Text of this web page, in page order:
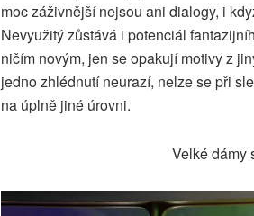
moc záživnější nejsou ani dialogy, i
Nevyužitý zůstává i potenciál
ničím novým, jen se opakují motivy z
jedno zhlédnutí neurazí, nelze se při
na úplně jiné úrovni.
Velké dámy